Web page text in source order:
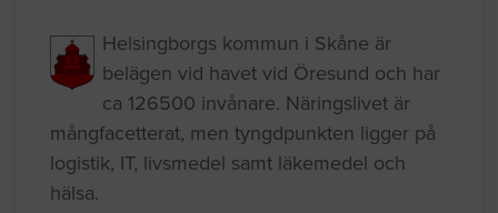
Kommuninformation
Helsingborgs kommun i Skåne är
belägen vid havet vid Öresund och har